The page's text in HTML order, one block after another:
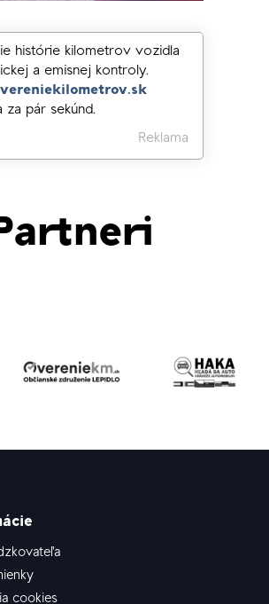
histórie kilometrov vozidla
a emisnej kontroly.
za pár sekúnd.
Reklama
cookies